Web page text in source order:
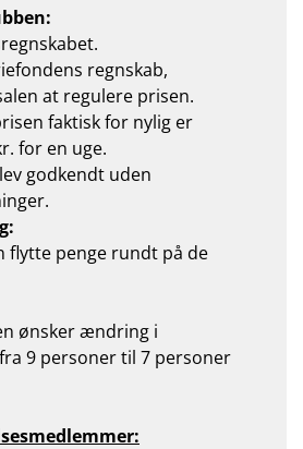
regnskab,
at regulere prisen.
faktisk for nylig er
for en uge.
godkendt uden
flytte penge rundt på de
ønsker ændring i
9 personer til 7 personer